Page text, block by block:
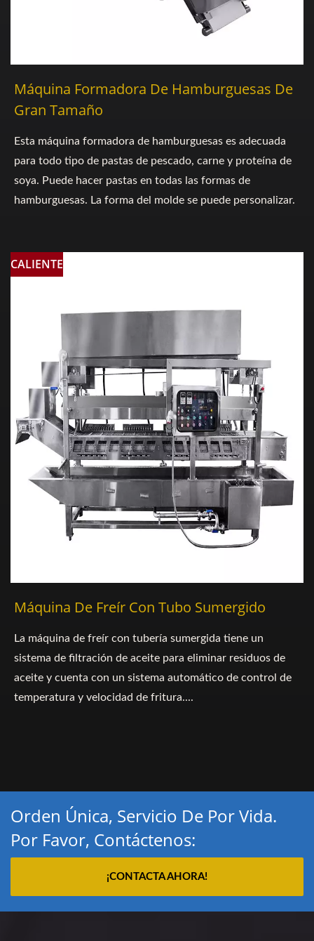
Máquina Formadora De Hamburguesas De
Gran Tamaño
Esta máquina formadora de hamburguesas es adecuada
para todo tipo de pastas de pescado, carne y proteína de
soya. Puede hacer pastas en todas las formas de
hamburguesas. La forma del molde se puede personalizar.
CALIENTE
Máquina De Freír Con Tubo Sumergido
La máquina de freír con tubería sumergida tiene un
sistema de filtración de aceite para eliminar residuos de
aceite y cuenta con un sistema automático de control de
temperatura y velocidad de fritura....
Orden Única, Servicio De Por Vida.
Por Favor, Contáctenos:
¡CONTACTA AHORA!